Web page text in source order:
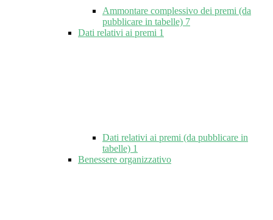
Ammontare complessivo dei premi (da
pubblicare in tabelle) 7
Dati relativi ai premi 1
Dati relativi ai premi (da pubblicare in
tabelle) 1
Benessere organizzativo